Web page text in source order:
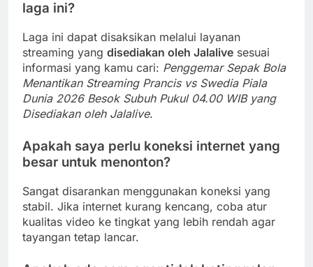
laga ini?
Laga ini dapat disaksikan melalui layanan
streaming yang disediakan oleh Jalalive sesuai
informasi yang kamu cari: Penggemar Sepak Bola
Menantikan Streaming Prancis vs Swedia Piala
Dunia 2026 Besok Subuh Pukul 04.00 WIB yang
Disediakan oleh Jalalive.
Apakah saya perlu koneksi internet yang
besar untuk menonton?
Sangat disarankan menggunakan koneksi yang
stabil. Jika internet kurang kencang, coba atur
kualitas video ke tingkat yang lebih rendah agar
tayangan tetap lancar.